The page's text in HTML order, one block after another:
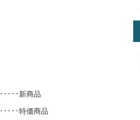
･････新商品
･････特価商品